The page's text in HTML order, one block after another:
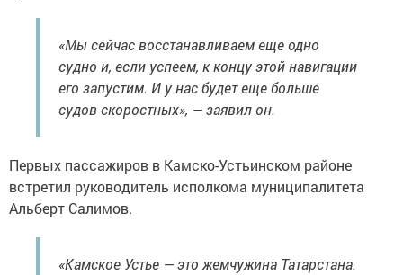
«Мы сейчас восстанавливаем еще одно
судно и, если успеем, к концу этой навигации
его запустим. И у нас будет еще больше
судов скоростных», — заявил он.
Первых пассажиров в Камско-Устьинском районе
встретил руководитель исполкома муниципалитета
Альберт Салимов.
«Камское Устье — это жемчужина Татарстана.